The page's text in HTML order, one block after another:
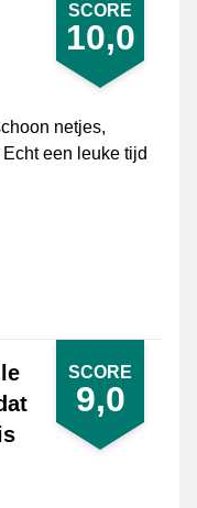
SCORE
10,0
netjes,
een leuke tijd
SCORE
9,0